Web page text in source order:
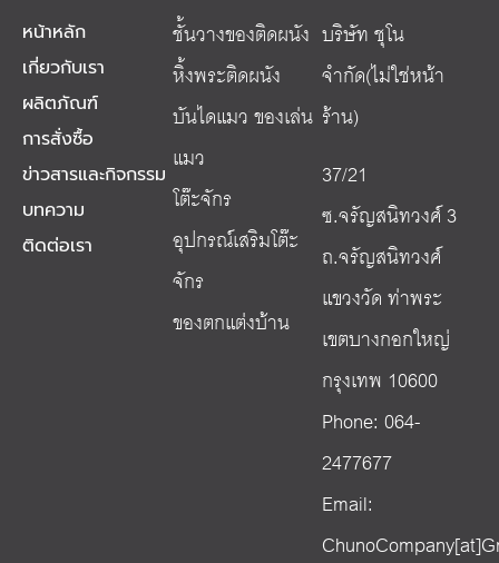
หน้าหลัก
เกี่ยวกับเรา
ผลิตภัณฑ์
การสั่งซื้อ
ข่าวสารและกิจกรรม
บทความ
ติดต่อเรา
ชั้นวางของติดผนัง
หิ้งพระติดผนัง
บันไดแมว ของเล่น
แมว
โต๊ะจักร
อุปกรณ์เสริมโต๊ะ
จักร
ของตกแต่งบ้าน
บริษัท ชุโน
จำกัด(ไม่ใช่หน้า
ร้าน)
37/21
ซ.จรัญสนิทวงศ์ 3
ถ.จรัญสนิทวงศ์
แขวงวัด ท่าพระ
เขตบางกอกใหญ่
กรุงเทพ 10600
Phone: 064-
2477677
Email: